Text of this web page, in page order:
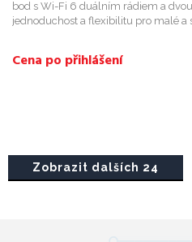
bod s Wi-Fi 6 duálním rádiem a
jednoduchost a flexibilitu pro malé a
Cena po přihlášení
Zobrazit dalších 24